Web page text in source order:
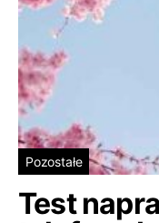
Pozostałe
Test